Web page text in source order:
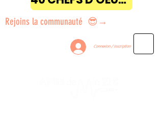
Rejoins la communauté 😎→
Connexion / Inscription